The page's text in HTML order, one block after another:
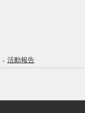
活動報告